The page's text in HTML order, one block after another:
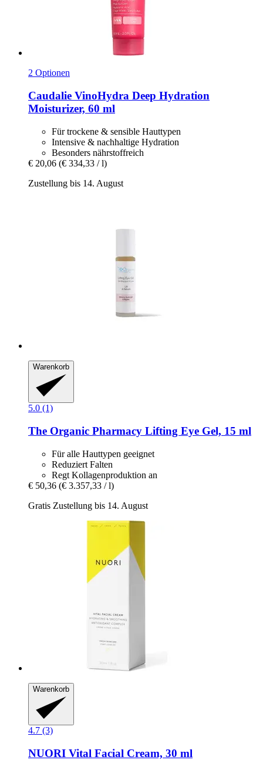
2 Optionen
Caudalie VinoHydra Deep Hydration
Moisturizer, 60 ml
Für trockene & sensible Hauttypen
Intensive & nachhaltige Hydration
Besonders nährstoffreich
€ 20,06 (€ 334,33 / l)
Zustellung bis 14. August
Warenkorb
5.0 (1)
The Organic Pharmacy Lifting Eye Gel, 15 ml
Für alle Hauttypen geeignet
Reduziert Falten
Regt Kollagenproduktion an
€ 50,36 (€ 3.357,33 / l)
Gratis Zustellung bis 14. August
Warenkorb
4.7 (3)
NUORI Vital Facial Cream, 30 ml